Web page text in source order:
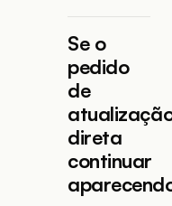
Se o
pedido
de
direta
continuar